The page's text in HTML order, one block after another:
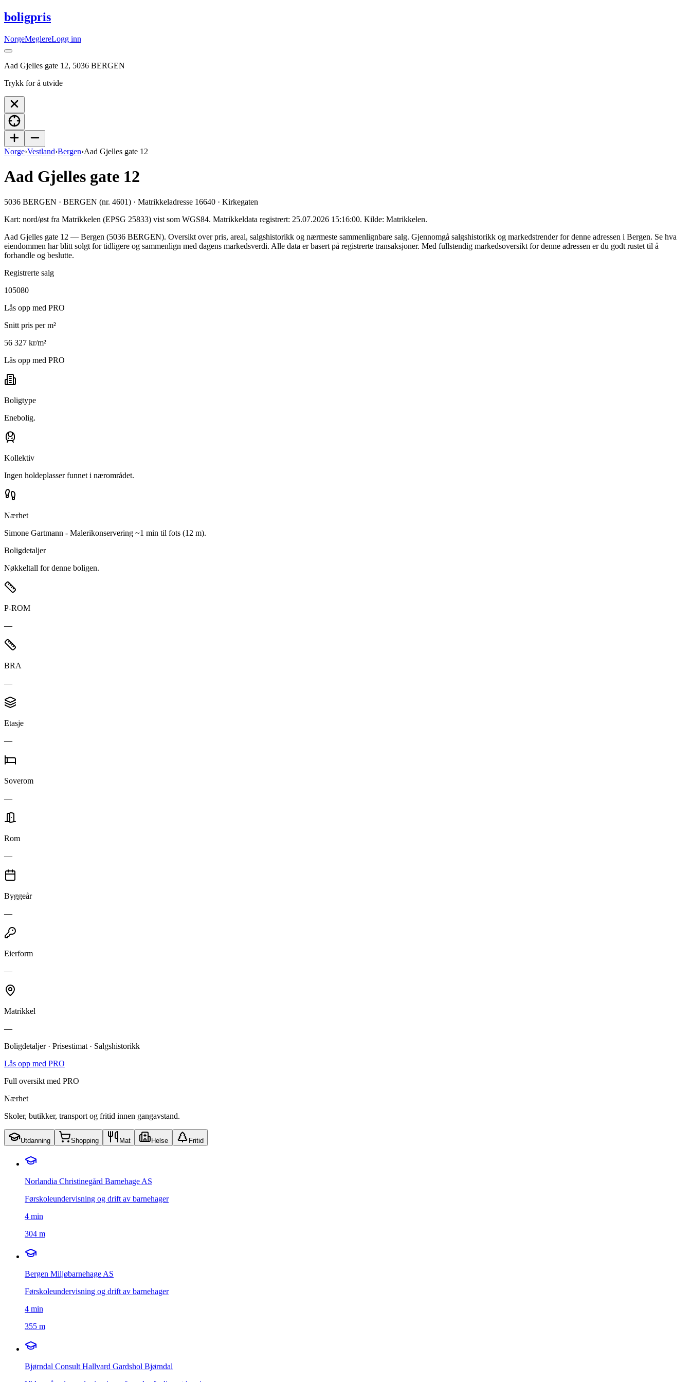
boligpris
NorgeMeglereLogg inn
Aad Gjelles gate 12, 5036 BERGEN
Trykk for å utvide
Norge›Vestland›Bergen›Aad Gjelles gate 12
Aad Gjelles gate 12
5036 BERGEN · BERGEN (nr. 4601) · Matrikkeladresse 16640 · Kirkegaten
Kart: nord/øst fra Matrikkelen (EPSG 25833) vist som WGS84. Matrikkeldata registrert: 25.07.2026 15:16:00. Kilde: Matrikkelen.
Aad Gjelles gate 12 — Bergen (5036 BERGEN). Oversikt over pris, areal, salgshistorikk og nærmeste sammenlignbare salg. Gjennomgå salgshistorikk og markedstrender for denne adressen i Bergen. Se hva
eiendommen har blitt solgt for tidligere og sammenlign med dagens markedsverdi. Alle data er basert på registrerte transaksjoner. Med fullstendig markedsoversikt for denne adressen er du godt rustet til å
forhandle og beslutte.
Registrerte salg
105080
Lås opp med PRO
Snitt pris per m²
56 327 kr/m²
Lås opp med PRO
Boligtype
Enebolig.
Kollektiv
Ingen holdeplasser funnet i nærområdet.
Nærhet
Simone Gartmann - Malerikonservering ~1 min til fots (12 m).
Boligdetaljer
Nøkkeltall for denne boligen.
P-ROM
—
BRA
—
Etasje
—
Soverom
—
Rom
—
Byggeår
—
Eierform
—
Matrikkel
—
Boligdetaljer · Prisestimat · Salgshistorikk
Lås opp med PRO
Full oversikt med PRO
Nærhet
Skoler, butikker, transport og fritid innen gangavstand.
Utdanning Shopping Mat Helse Fritid
Norlandia Christinegård Barnehage AS
Førskoleundervisning og drift av barnehager
4 min
304 m
Bergen Miljøbarnehage AS
Førskoleundervisning og drift av barnehager
4 min
355 m
Bjørndal Consult Hallvard Gardshol Bjørndal